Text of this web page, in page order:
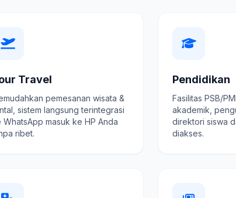
Travel
pemesanan wisata &
sistem langsung terintegrasi
WhatsApp masuk ke HP Anda
ribet.
Pendidikan
Fasilitas PSB/
akademik,
direktori siswa
diakses.